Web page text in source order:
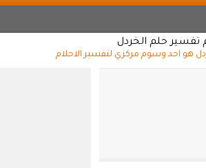
حلم الخردل
هو احد وسوم مركزي لتفسير الاحلام